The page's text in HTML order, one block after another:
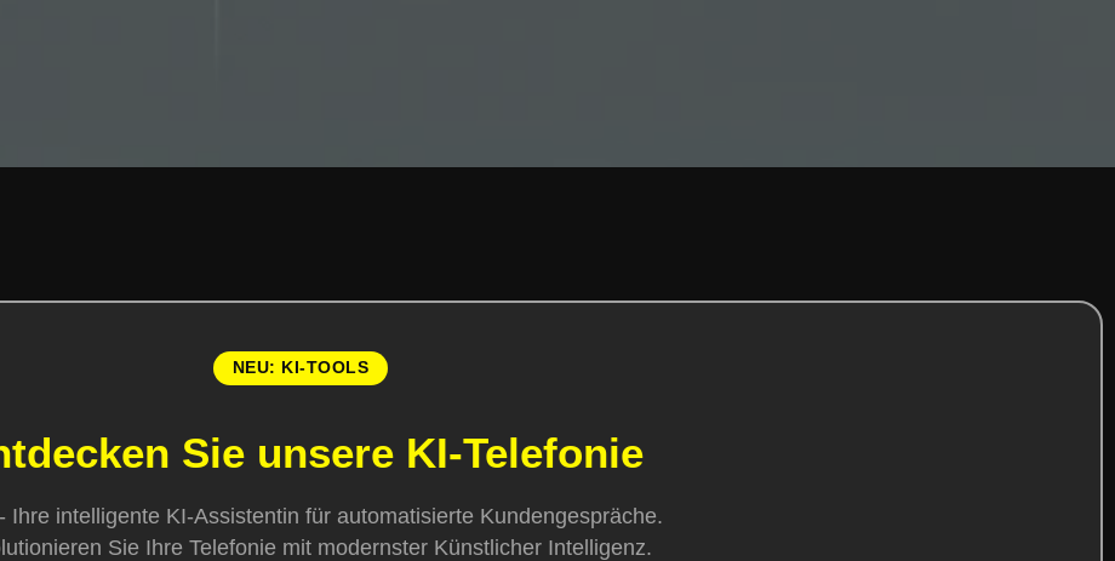
NEU: KI-TOOLS
Sie unsere KI-Telefonie
Ihre intelligente KI-Assistentin für automatisierte Kundengespräche.
Sie Ihre Telefonie mit modernster Künstlicher Intelligenz.